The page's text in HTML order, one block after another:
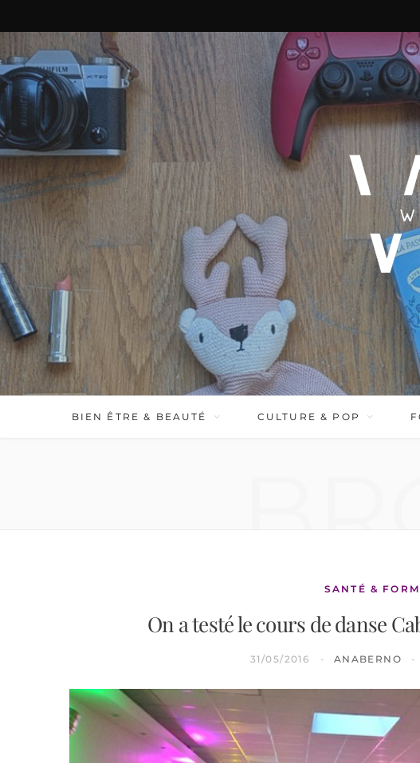
BIEN ÊTRE & BEAUTÉ CULTURE & POP
SANTÉ &
On a testé le cours de danse
31/05/2016 ANABERNO